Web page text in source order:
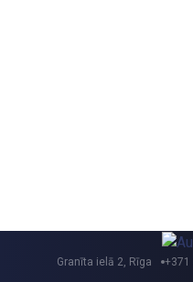
Granīta ielā 2, Rīga +371